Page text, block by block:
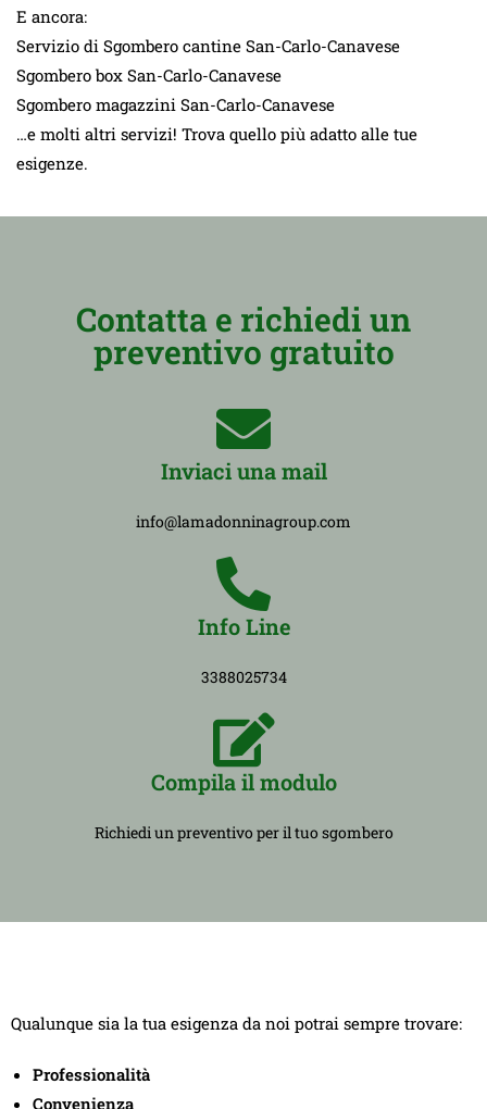
E ancora:
Servizio di Sgombero cantine San-Carlo-Canavese
Sgombero box San-Carlo-Canavese
Sgombero magazzini San-Carlo-Canavese
…e molti altri servizi! Trova quello più adatto alle tue
esigenze.
Contatta e richiedi un
preventivo gratuito
Inviaci una mail
info@lamadonninagroup.com
Info Line
3388025734
Compila il modulo
Richiedi un preventivo per il tuo sgombero
Qualunque sia la tua esigenza da noi potrai sempre trovare:
Professionalità
Convenienza